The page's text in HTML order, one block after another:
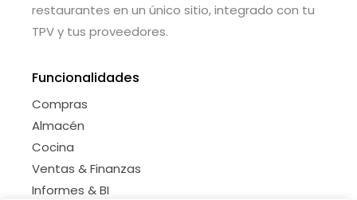
restaurantes en un único sitio, integrado con tu
TPV y tus proveedores.
Funcionalidades
Compras
Almacén
Cocina
Ventas & Finanzas
Informes & BI